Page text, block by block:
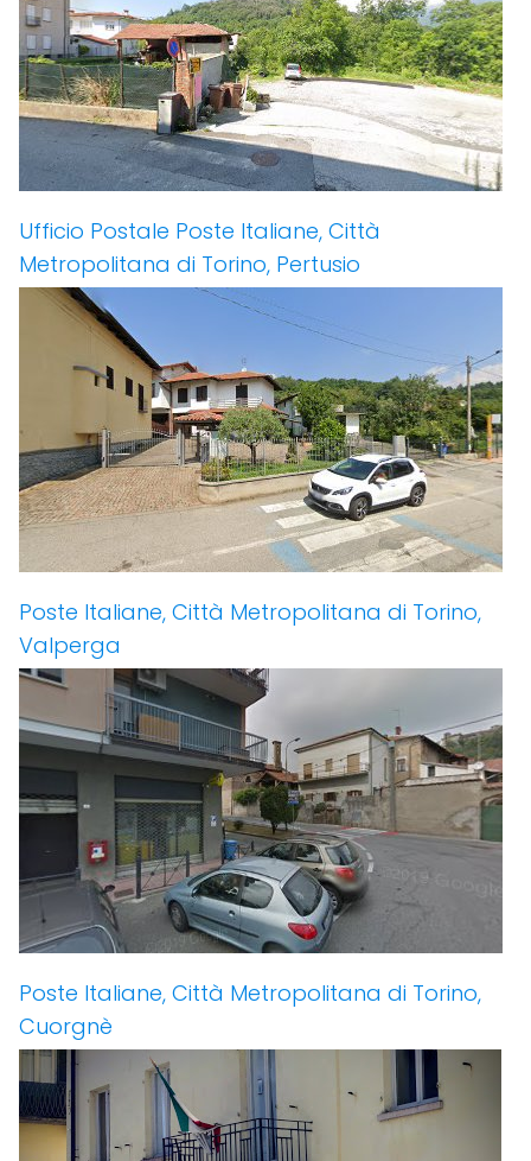
Ufficio Postale Poste Italiane, Città
Metropolitana di Torino, Pertusio
Poste Italiane, Città Metropolitana di Torino,
Valperga
Poste Italiane, Città Metropolitana di Torino,
Cuorgnè